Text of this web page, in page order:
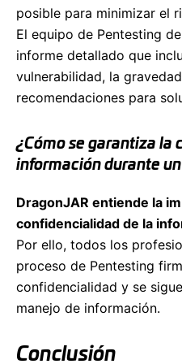
posible para minimizar el
El equipo de Pentesting
informe detallado que
vulnerabilidad, la
recomendaciones para
¿Cómo se garantiza la
información durante
DragonJAR entiende la
confidencialidad de la
Por ello, todos los
proceso de Pentesting
confidencialidad y se
manejo de información.
Conclusión